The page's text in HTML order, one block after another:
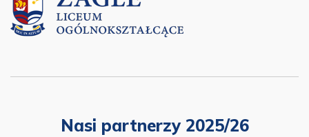
Nasi partnerzy 2025/26